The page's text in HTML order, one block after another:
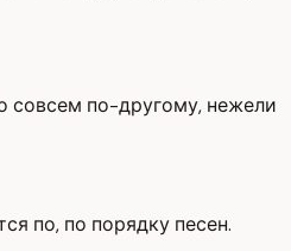
совсем по-другому, нежели
по, по порядку песен.